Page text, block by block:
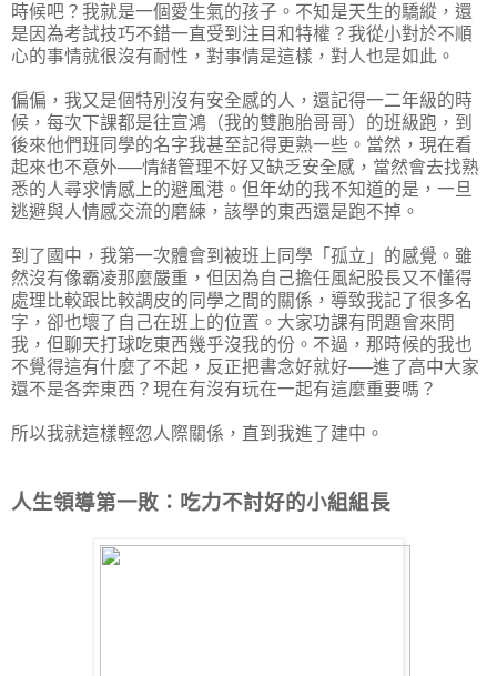
時候吧？我就是一個愛生氣的孩子。不知是天生的驕縱，還
是因為考試技巧不錯一直受到注目和特權？我從小對於不順
心的事情就很沒有耐性，對事情是這樣，對人也是如此。
偏偏，我又是個特別沒有安全感的人，還記得一二年級的時
候，每次下課都是往宣鴻（我的雙胞胎哥哥）的班級跑，到
後來他們班同學的名字我甚至記得更熟一些。當然，現在看
起來也不意外──情緒管理不好又缺乏安全感，當然會去找熟
悉的人尋求情感上的避風港。但年幼的我不知道的是，一旦
逃避與人情感交流的磨練，該學的東西還是跑不掉。
到了國中，我第一次體會到被班上同學「孤立」的感覺。雖
然沒有像霸凌那麼嚴重，但因為自己擔任風紀股長又不懂得
處理比較跟比較調皮的同學之間的關係，導致我記了很多名
字，卻也壞了自己在班上的位置。大家功課有問題會來問
我，但聊天打球吃東西幾乎沒我的份。不過，那時候的我也
不覺得這有什麼了不起，反正把書念好就好──進了高中大家
還不是各奔東西？現在有沒有玩在一起有這麼重要嗎？
所以我就這樣輕忽人際關係，直到我進了建中。
人生領導第一敗：吃力不討好的小組組長